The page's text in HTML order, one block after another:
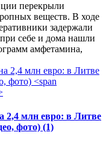
перекрыли
веществ. В ходе
задержали
себе и дома нашли
амфетамина,
2,4 млн евро: в Литве
фото) (1)